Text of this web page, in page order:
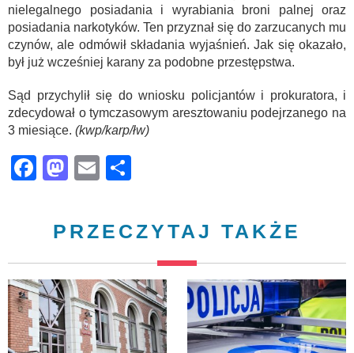
nielegalnego posiadania i wyrabiania broni palnej oraz
posiadania narkotyków. Ten przyznał się do zarzucanych mu
czynów, ale odmówił składania wyjaśnień. Jak się okazało,
był już wcześniej karany za podobne przestępstwa.
Sąd przychylił się do wniosku policjantów i prokuratora, i
zdecydował o tymczasowym aresztowaniu podejrzanego na
3 miesiące. (kwp/karp/łw)
Facebook
Mastodon
Email
PRZECZYTAJ TAKŻE